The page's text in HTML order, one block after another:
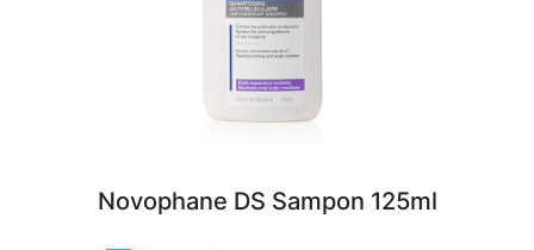
Novophane DS Sampon 125ml